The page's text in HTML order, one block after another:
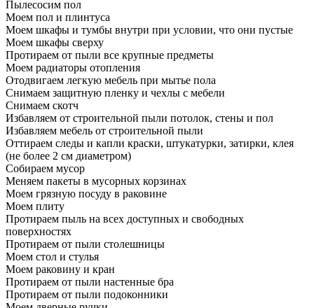
Пылесосим пол
Моем пол и плинтуса
Моем шкафы и тумбы внутри при условии, что они пустые
Моем шкафы сверху
Протираем от пыли все крупные предметы
Моем радиаторы отопления
Отодвигаем легкую мебель при мытье пола
Снимаем защитную пленку и чехлы с мебели
Снимаем скотч
Избавляем от строительной пыли потолок, стены и пол
Избавляем мебель от строительной пыли
Оттираем следы и капли краски, штукатурки, затирки, клея
(не более 2 см диаметром)
Собираем мусор
Меняем пакеты в мусорных корзинах
Моем грязную посуду в раковине
Моем плиту
Протираем пыль на всех доступных и свободных
поверхностях
Протираем от пыли столешницы
Моем стол и стулья
Моем раковину и кран
Протираем от пыли настенные бра
Протираем от пыли подоконники